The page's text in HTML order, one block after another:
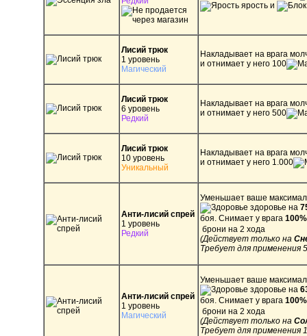
ярость и
Лисий трюк
1 уровень
Магический
Накладывает на врага
и отнимает у него 100
Лисий трюк
6 уровень
Редкий
Накладывает на врага
и отнимает у него 500
Лисий трюк
10 уровень
Уникальный
Накладывает на врага
и отнимает у него 1.000
Анти-лисий спрей
1 уровень
Редкий
Уменьшает ваше
здоровье на
боя. Снимает у врага 100%
брони на 2 хода
(Действует только на
Требует для применения 5
Анти-лисий спрей
1 уровень
Магический
Уменьшает ваше
здоровье на
боя. Снимает у врага 100%
брони на 2 хода
​(Действует только на
Требует для применения